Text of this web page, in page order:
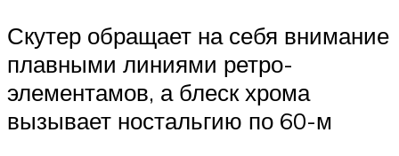
Скутер обращает на себя внимание
плавными линиями ретро-
элементамов, а блеск хрома
вызывает ностальгию по 60-м